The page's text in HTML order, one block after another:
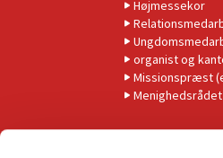
Højmessekor
organist og
Missionspræst
Menighedsrådet